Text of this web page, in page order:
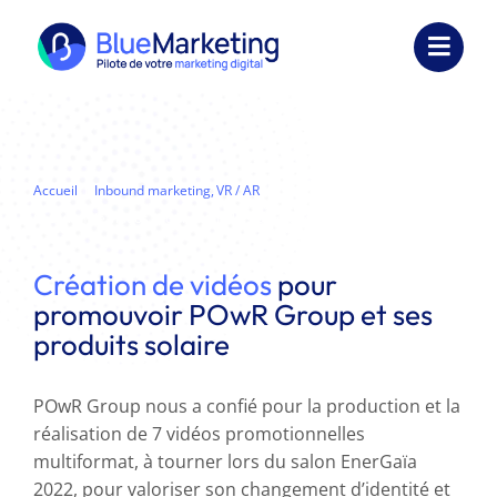
contenu
Réalisations
Ressources
Société
Nous contacter
Accueil Inbound marketing VR / AR
Création de vidéospour
promouvoir POwR Group et ses
produits solaire
POwR Group nous a confié pour la production et la
réalisation de 7 vidéos promotionnelles
multiformat, à tourner lors du salon EnerGaïa
2022, pour valoriser son changement d’identité et